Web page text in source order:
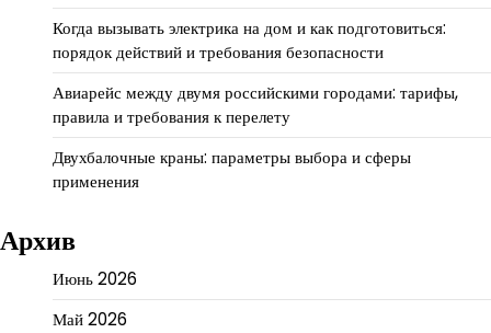
Когда вызывать электрика на дом и как подготовиться:
порядок действий и требования безопасности
Авиарейс между двумя российскими городами: тарифы,
правила и требования к перелету
Двухбалочные краны: параметры выбора и сферы
применения
Архив
Июнь 2026
Май 2026